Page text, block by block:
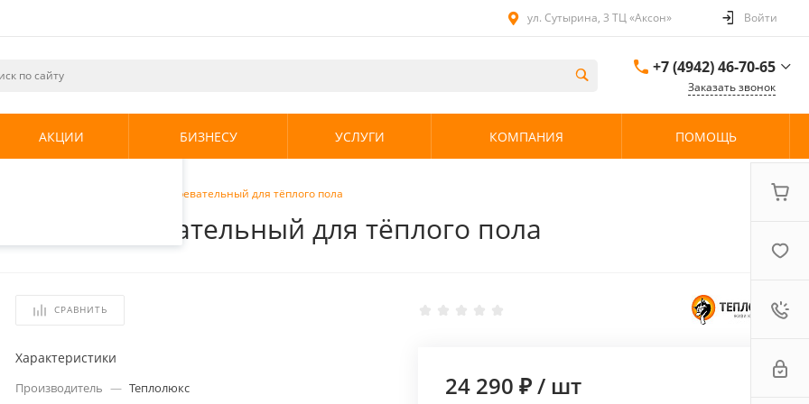
и
использования.
.
ул. Сутырина, 3 ТЦ «Аксон» Войти
+7 (4942) 46-70-65
ул. Сутырина, 3 ТЦ
Заказать звонок
АКЦИИ БИЗНЕСУ УСЛУГИ КОМПАНИЯ ПОМОЩЬ
Neo 14 м2 (2240 Вт) Мат нагревательный для тёплого пола
Мат нагревательный для тёплого пола
СРАВНИТЬ
Характеристики
Производитель — Теплолюкс
24 290 ₽/ шт